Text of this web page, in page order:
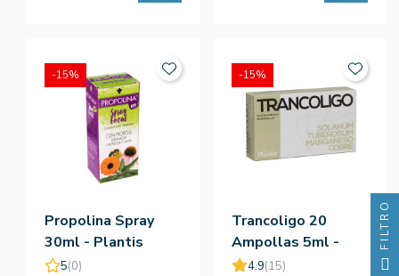
Propolina Spray
30ml - Plantis
5(0)
-15%
Trancoligo 20
Ampollas 5ml -
Plantis
4.9(15)
-15%
FILTRO